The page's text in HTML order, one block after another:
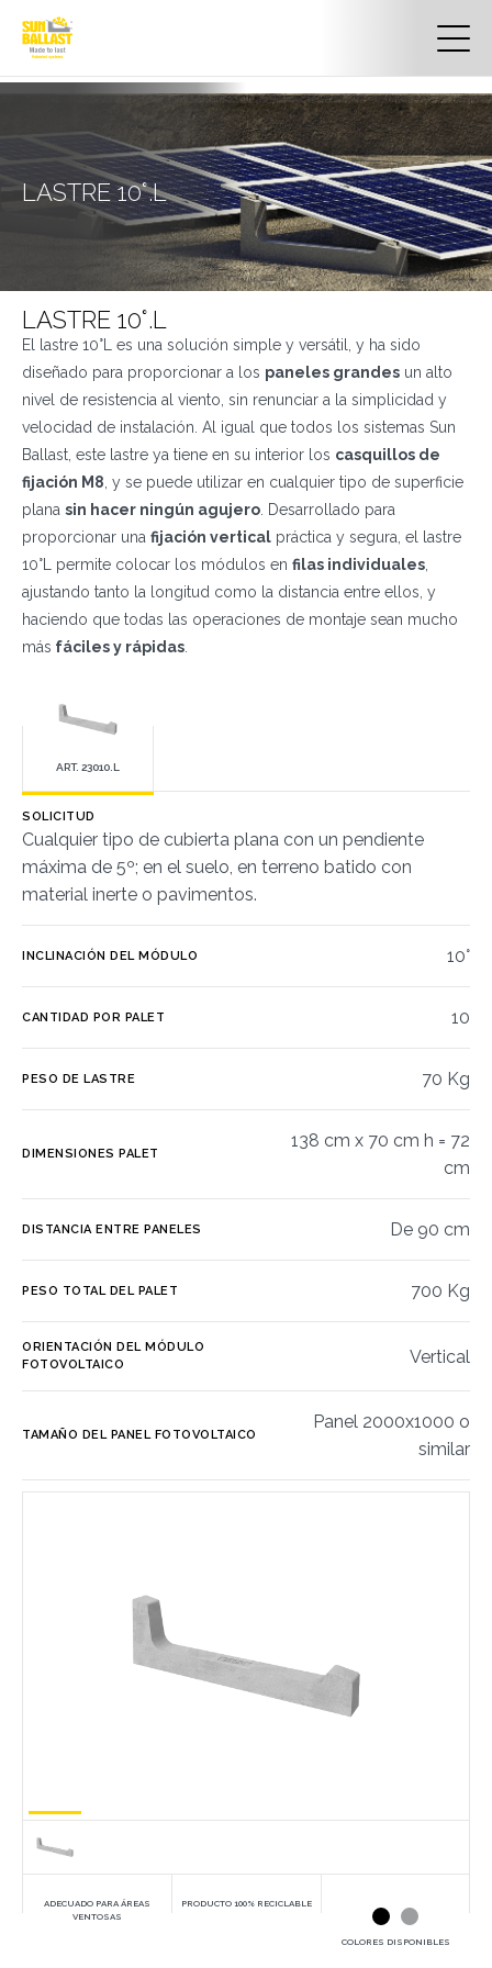
LASTRE 10°.L
ADECUADO PARA ÁREAS
VENTOSAS
PRODUCTO 100% RECICLABLE
COLORES DISPONIBLES
LASTRE 10°.L
El lastre 10°L es una solución simple y versátil, y ha sido
diseñado para proporcionar a los paneles grandes un alto
nivel de resistencia al viento, sin renunciar a la simplicidad y
velocidad de instalación. Al igual que todos los sistemas Sun
Ballast, este lastre ya tiene en su interior los casquillos de
fijación M8 , y se puede utilizar en cualquier tipo de superficie
plana sin hacer ningún agujero . Desarrollado para
proporcionar una fijación vertical práctica y segura, el lastre
10°L permite colocar los módulos en filas individuales
ajustando tanto la longitud como la distancia entre ellos, y
haciendo que todas las operaciones de montaje sean mucho
más fáciles y rápidas
ART. 23010.L
SOLICITUD
Cualquier tipo de cubierta plana con un pendiente
máxima de 5º; en el suelo, en terreno batido con
material inerte o pavimentos.
INCLINACIÓN DEL MÓDULO 10°
CANTIDAD POR PALET 10
PESO DE LASTRE 70 Kg
DIMENSIONES PALET
138 cm x 70 cm h = 72
cm
DISTANCIA ENTRE PANELES De 90 cm
PESO TOTAL DEL PALET 700 Kg
ORIENTACIÓN DEL MÓDULO
FOTOVOLTAICO
Vertical
TAMAÑO DEL PANEL FOTOVOLTAICO
Panel 2000x1000 o
similar